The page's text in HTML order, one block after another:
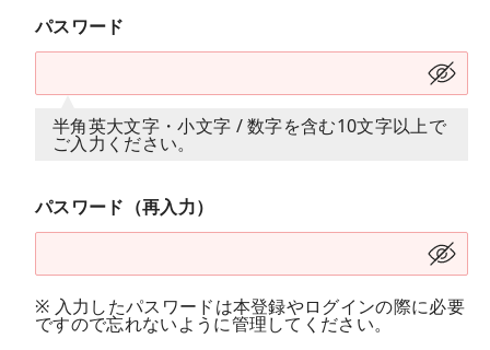
パスワード
半角英大文字・小文字 / 数字を含む10文字以上で
ご入力ください。
パスワード（再入力）
※ 入力したパスワードは本登録やログインの際に必要
ですので忘れないように管理してください。